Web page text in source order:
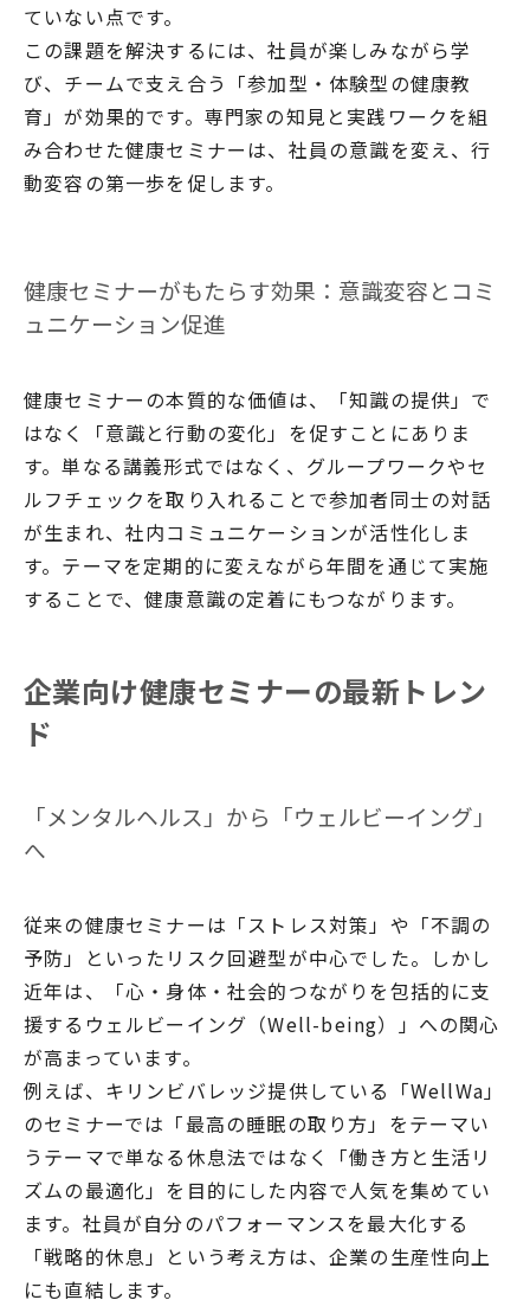
ていない点です。
この課題を解決するには、社員が楽しみながら学
び、チームで支え合う「参加型・体験型の健康教
育」が効果的です。専門家の知見と実践ワークを組
み合わせた健康セミナーは、社員の意識を変え、行
動変容の第一歩を促します。
健康セミナーがもたらす効果：意識変容とコミ
ュニケーション促進
健康セミナーの本質的な価値は、「知識の提供」で
はなく「意識と行動の変化」を促すことにありま
す。単なる講義形式ではなく、グループワークやセ
ルフチェックを取り入れることで参加者同士の対話
が生まれ、社内コミュニケーションが活性化しま
す。テーマを定期的に変えながら年間を通じて実施
することで、健康意識の定着にもつながります。
企業向け健康セミナーの最新トレン
ド
「メンタルヘルス」から「ウェルビーイング」
へ
従来の健康セミナーは「ストレス対策」や「不調の
予防」といったリスク回避型が中心でした。しかし
近年は、「心・身体・社会的つながりを包括的に支
援するウェルビーイング（Well-being）」への関心
が高まっています。
例えば、キリンビバレッジ提供している「WellWa」
のセミナーでは「最高の睡眠の取り方」をテーマい
うテーマで単なる休息法ではなく「働き方と生活リ
ズムの最適化」を目的にした内容で人気を集めてい
ます。社員が自分のパフォーマンスを最大化する
「戦略的休息」という考え方は、企業の生産性向上
にも直結します。